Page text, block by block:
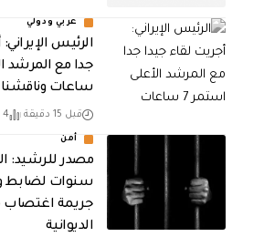
عربي ودولي
الرئيس
ساعات وناقشنا
قبل 15 دقيقة 4 مشاهدات
أمن
سنوات لضابط
جريمة اغتصاب
الديوانية